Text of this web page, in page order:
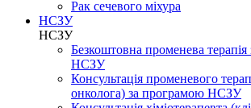
Рак сечевого міхура
НСЗУ
НСЗУ
Безкоштовна променева
НСЗУ
Консультація променевого
онколога) за програмою НСЗУ